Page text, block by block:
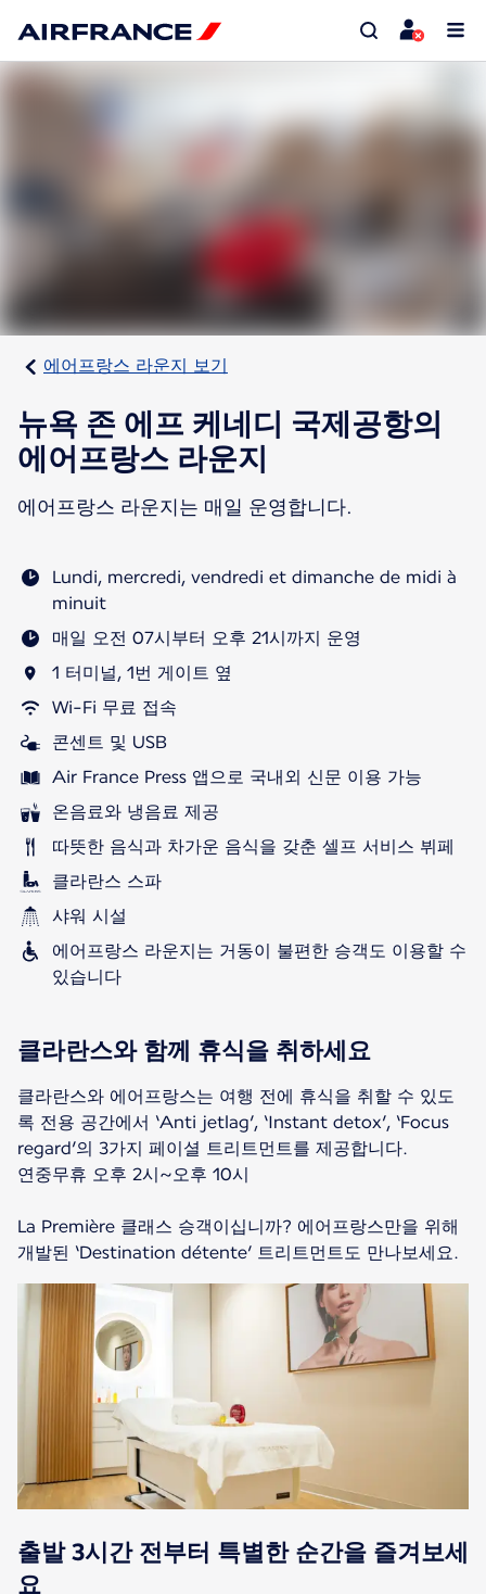
에어프랑스 라운지 보기
뉴욕 존 에프 케네디 국제공항의
에어프랑스 라운지
에어프랑스 라운지는 매일 운영합니다.
Lundi, mercredi, vendredi et dimanche de midi à
minuit
매일 오전 07시부터 오후 21시까지 운영
1 터미널, 1번 게이트 옆
Wi-Fi 무료 접속
콘센트 및 USB
Air France Press 앱으로 국내외 신문 이용 가능
온음료와 냉음료 제공
따뜻한 음식과 차가운 음식을 갖춘 셀프 서비스 뷔페
클라란스 스파
샤워 시설
에어프랑스 라운지는 거동이 불편한 승객도 이용할 수
있습니다
클라란스와 함께 휴식을 취하세요
클라란스와 에어프랑스는 여행 전에 휴식을 취할 수 있도
록 전용 공간에서 ‘Anti jetlag’, ‘Instant detox’, ‘Focus
regard’의 3가지 페이셜 트리트먼트를 제공합니다.
연중무휴 오후 2시~오후 10시
La Première 클래스 승객이십니까? 에어프랑스만을 위해
개발된 ‘Destination détente’ 트리트먼트도 만나보세요.
출발 3시간 전부터 특별한 순간을 즐겨보세
요